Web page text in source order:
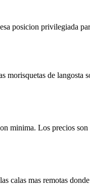
posicion privilegiada
morisquetas de langosta
minima. Los precios
calas mas remotas